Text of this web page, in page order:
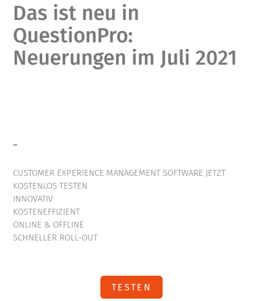
Das ist neu in
QuestionPro:
Neuerungen im Juli 2021
–
CUSTOMER EXPERIENCE MANAGEMENT SOFTWARE JETZT
KOSTENLOS TESTEN
INNOVATIV
KOSTENEFFIZIENT
ONLINE & OFFLINE
SCHNELLER ROLL-OUT
TESTEN